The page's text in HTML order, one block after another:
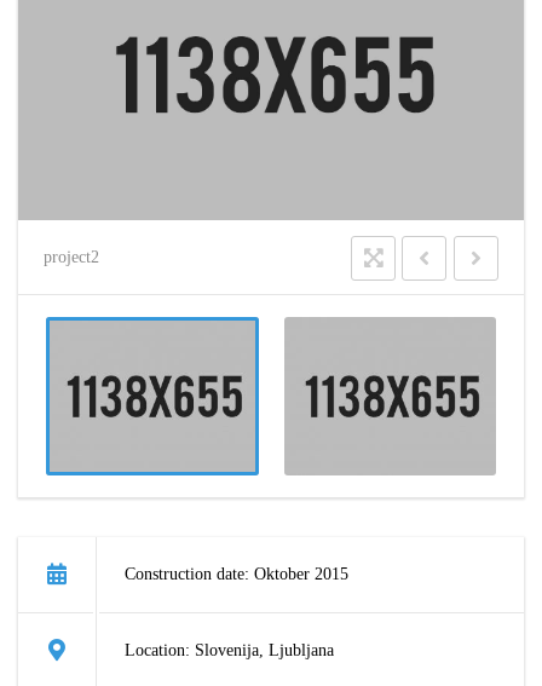
project2
Construction date: Oktober 2015
Location: Slovenija, Ljubljana